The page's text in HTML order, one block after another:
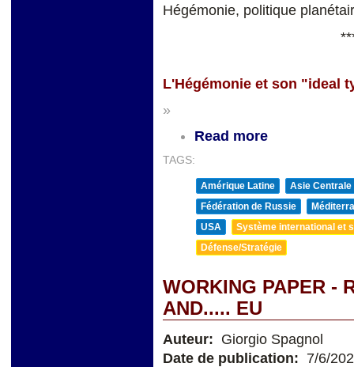
Hégémonie, politique
L'Hégémonie et son "ideal
»
Read more
TAGS:
Amérique Latine
Asie Centrale
Fédération de Russie
USA
Système international et
Défense/Stratégie
WORKING PAPER -
AND..... EU
Auteur: Giorgio Spagnol
Date de publication: 7/6/